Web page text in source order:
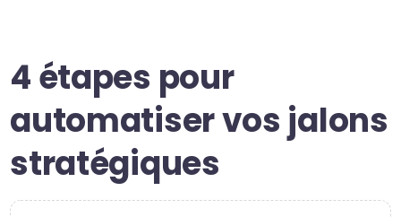
4 étapes pour
automatiser vos jalons
stratégiques